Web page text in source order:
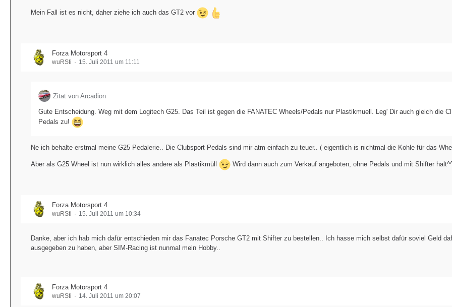
Mein Fall ist es nicht, daher ziehe ich auch das GT2 vor
Forza Motorsport 4
wuRSti 15. Juli 2011 um 11:11
Zitat von Arcadion
Gute Entscheidung. Weg mit dem Logitech G25. Das Teil ist gegen die FANATEC Wheels/Pedals nur Plastikmuell. Leg' Dir auch gleich die
Pedals zu!
Ne ich behalte erstmal meine G25 Pedalerie.. Die Clubsport Pedals sind mir atm einfach zu teuer.. ( eigentlich is nichtmal die Kohle für das
Aber als G25 Wheel ist nun wirklich alles andere als Plastikmüll Wird dann auch zum Verkauf angeboten, ohne Pedals und mit Shifter
Forza Motorsport 4
wuRSti 15. Juli 2011 um 10:34
Danke, aber ich hab mich dafür entschieden mir das Fanatec Porsche GT2 mit Shifter zu bestellen.. Ich hasse mich selbst dafür soviel Geld
ausgegeben zu haben, aber SIM-Racing ist nunmal mein Hobby..
Forza Motorsport 4
wuRSti 14. Juli 2011 um 20:07